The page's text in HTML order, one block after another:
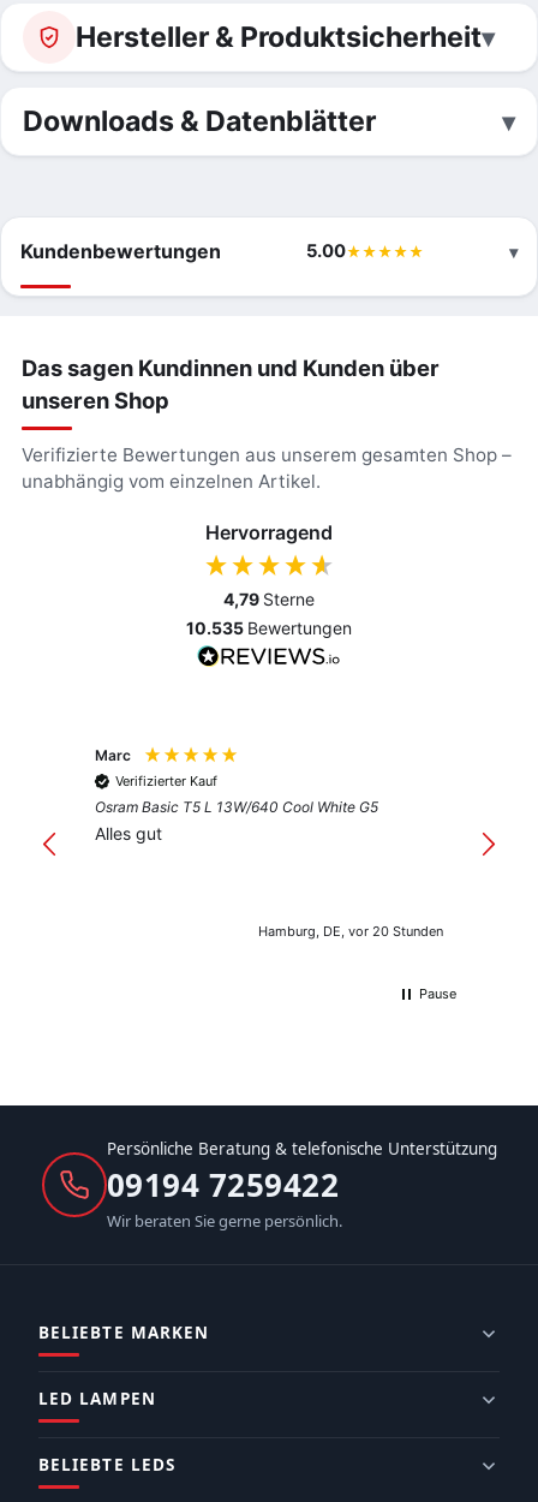
Hersteller & Produktsicherheit
Downloads & Datenblätter
Kundenbewertungen 5.00
Das sagen Kundinnen und Kunden über
unseren Shop
Verifizierte Bewertungen aus unserem gesamten Shop –
unabhängig vom einzelnen Artikel.
Hervorragend
4,79 Sterne
10.535 Bewertungen
Marc
Verifizierter Kauf
Osram Basic T5 L 13W/640 Cool White G5
Alles gut
Hamburg, DE, vor 20 Stunden
Pause
Persönliche Beratung & telefonische Unterstützung
09194 7259422
Wir beraten Sie gerne persönlich.
BELIEBTE MARKEN
LED LAMPEN
BELIEBTE LEDS